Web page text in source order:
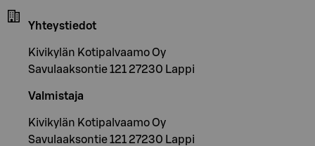
Yhteystiedot
Kivikylän Kotipalvaamo Oy
Savulaaksontie 121 27230 Lappi
Valmistaja
Kivikylän Kotipalvaamo Oy
Savulaaksontie 121 27230 Lappi